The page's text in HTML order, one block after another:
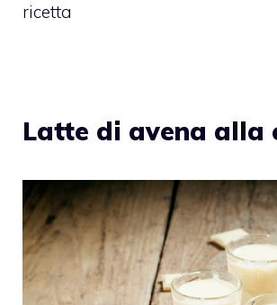
ricetta
Latte di avena alla